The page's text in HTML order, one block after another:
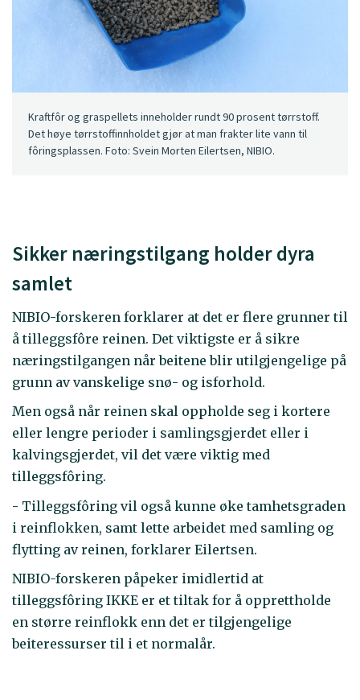
Kraftfôr og graspellets inneholder rundt 90 prosent tørrstoff.
Det høye tørrstoffinnholdet gjør at man frakter lite vann til
fôringsplassen. Foto: Svein Morten Eilertsen, NIBIO.
Sikker næringstilgang holder dyra
samlet
NIBIO-forskeren forklarer at det er flere grunner til
å tilleggsfôre reinen. Det viktigste er å sikre
næringstilgangen når beitene blir utilgjengelige på
grunn av vanskelige snø- og isforhold.
Men også når reinen skal oppholde seg i kortere
eller lengre perioder i samlingsgjerdet eller i
kalvingsgjerdet, vil det være viktig med
tilleggsfôring.
- Tilleggsfôring vil også kunne øke tamhetsgraden
i reinflokken, samt lette arbeidet med samling og
flytting av reinen, forklarer Eilertsen.
NIBIO-forskeren påpeker imidlertid at
tilleggsfôring IKKE er et tiltak for å opprettholde
en større reinflokk enn det er tilgjengelige
beiteressurser til i et normalår.